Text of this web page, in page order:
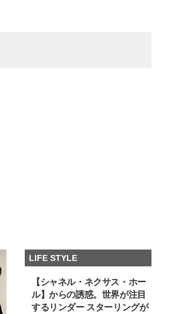
LIFE STYLE
【シャネル・ネクサス・ホー
ル】からの誘惑。世界が注目
するリンダー スターリングが
「JJモデルオーディション
2027」が募集開始！ 予選ブロッ
「新システム」に変わります
2026.08.03
【イケメンCOMIC】hue-goメン
バー独占インタビュー②／金子玄